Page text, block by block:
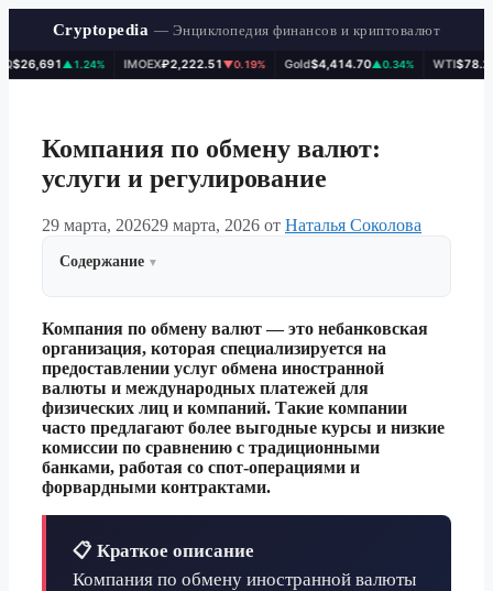
Cryptopedia — Энциклопедия финансов и криптовалют
▲1.24% IMOEX₽2,222.51▼0.19% Gold$4,414.70▲0.34% WTI $78.26
Компания по обмену валют:
услуги и регулирование
29 марта, 202629 марта, 2026 от Наталья Соколова
Содержание
Компания по обмену валют — это небанковская
организация, которая специализируется на
предоставлении услуг обмена иностранной
валюты и международных платежей для
физических лиц и компаний. Такие компании
часто предлагают более выгодные курсы и низкие
комиссии по сравнению с традиционными
банками, работая со спот-операциями и
форвардными контрактами.
📋 Краткое описание
Компания по обмену иностранной валюты